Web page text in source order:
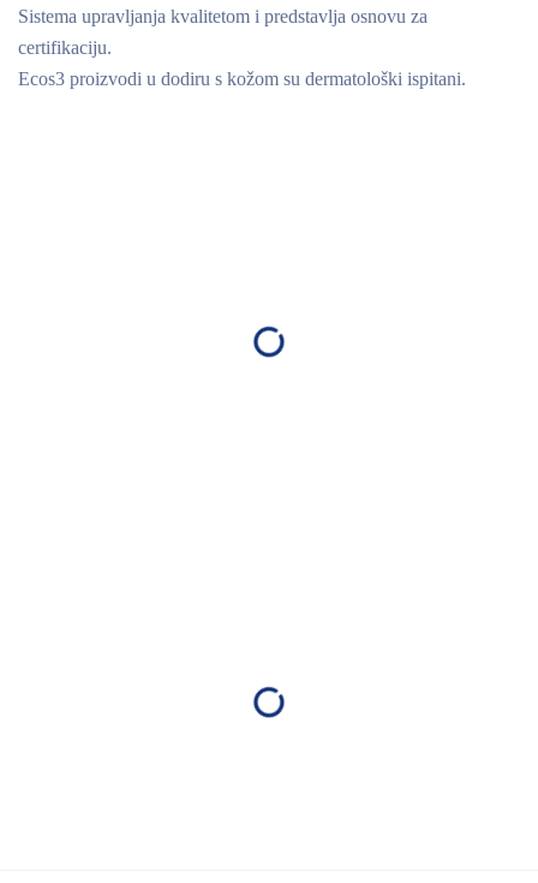
Sistema upravljanja kvalitetom i predstavlja osnovu za
certifikaciju.
Ecos3 proizvodi u dodiru s kožom su dermatološki ispitani.